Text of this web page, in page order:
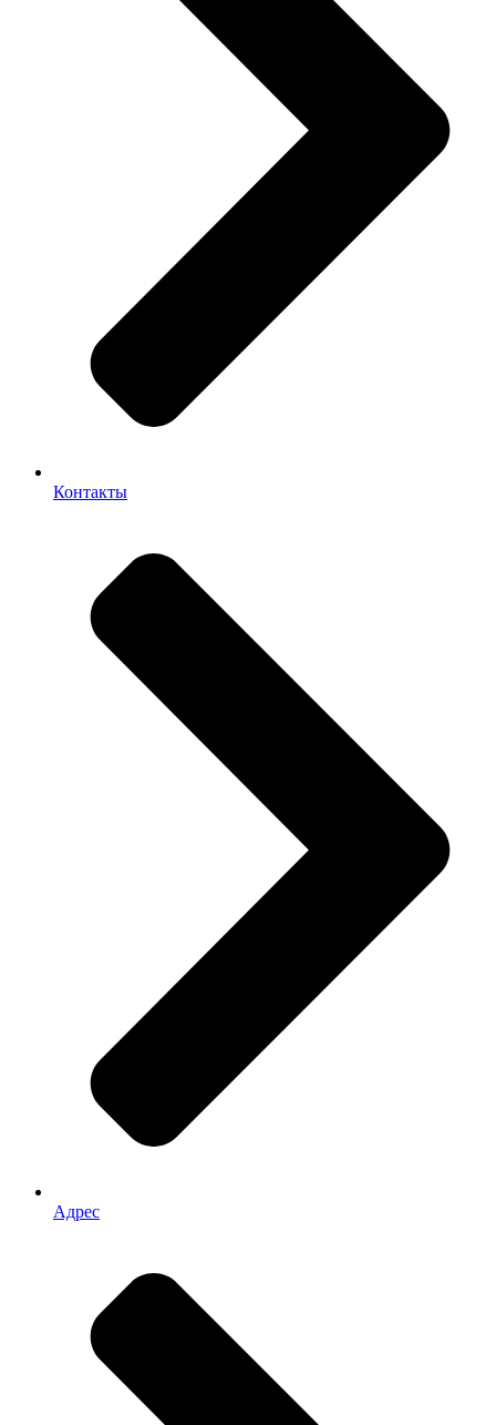
Контакты
Адрес